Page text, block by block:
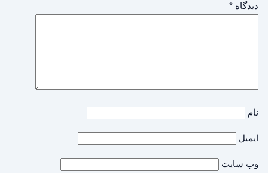
دیدگاه *
نام
ایمیل
وب‌ سایت